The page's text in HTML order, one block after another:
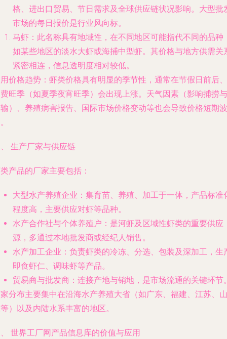
格、进出口贸易、节日需求及全球供应链状况影响。大型批
市场的每日报价是行业风向标。
马虾 ：此名称具有地域性，在不同地区可能指代不同的品种
如某些地区的淡水大虾或海捕中型虾。其价格与地方供需关
紧密相连，信息透明度相对较低。
价格趋势 ：虾类价格具有明显的季节性，通常在节假日前后、
旺季（如夏季夜宵旺季）会出现上涨。天气因素（影响捕捞与
）、养殖病害报告、国际市场价格变动等也会导致价格短期波
生产厂家与供应链
产品的厂家主要包括：
大型水产养殖企业 ：集育苗、养殖、加工于一体，产品标准
程度高，主要供应对虾等品种。
水产合作社与个体养殖户 ：是河虾及区域性虾类的重要供应
源，多通过本地批发商或经纪人销售。
水产加工企业 ：负责虾类的冷冻、分选、包装及深加工，生
即食虾仁、调味虾等产品。
贸易商与批发商 ：连接产地与销地，是市场流通的关键环节
分布主要集中在沿海水产养殖大省（如广东、福建、江苏、山
）以及内陆水系丰富的地区。
世界工厂网产品信息库的价值与应用